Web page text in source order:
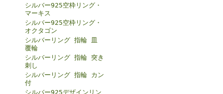
シルバー925空枠リング・
マーキス
シルバー925空枠リング・
オクタゴン
シルバーリング 指輪 皿
覆輪
シルバーリング 指輪 突き
刺し
シルバーリング 指輪 カン
付
シルバー925デザインリン